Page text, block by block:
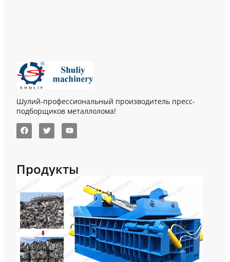
Шулий-профессиональный производитель пресс-
подборщиков металлолома!
Продукты